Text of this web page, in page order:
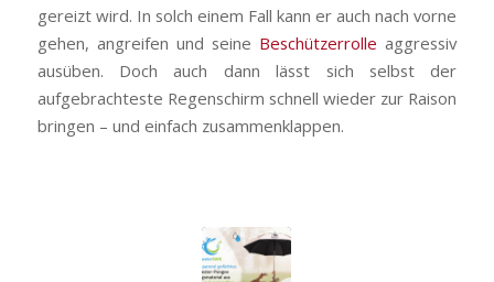
gereizt wird. In solch einem Fall kann er auch nach vorne
gehen, angreifen und seine Beschützerrolle aggressiv
ausüben. Doch auch dann lässt sich selbst der
aufgebrachteste Regenschirm schnell wieder zur Raison
bringen – und einfach zusammenklappen.